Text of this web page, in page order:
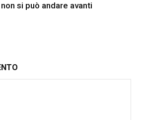
si può andare avanti